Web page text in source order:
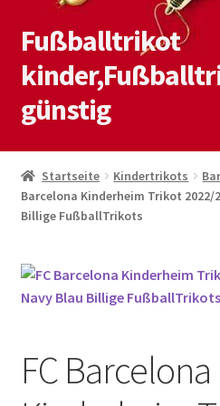
Zur
Navigation
springen
Zum
Inhalt
springen
Fußballtrikot
günstig
Start
Blog
Kontaktiere uns
Shop
Startseite Kindertrikots
Barcelona Kinderheim Trikot
Billige FußballTrikots
FC Barcelona